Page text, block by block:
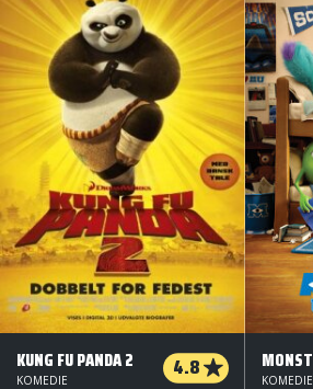
KUNG FU PANDA 2 4.8
KOMEDIE KOMEDIE